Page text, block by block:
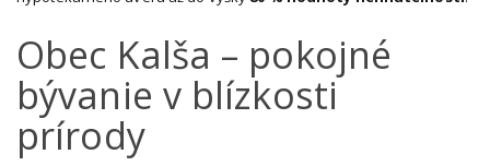
Obec Kalša – pokojné
bývanie v blízkosti
prírody
Kalša patrí medzi vyhľadávané obce v okrese Košice – okolie. Leží